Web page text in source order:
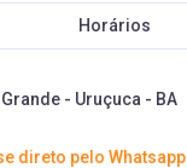
Horários
- Uruçuca - BA
direto pelo Whatsapp